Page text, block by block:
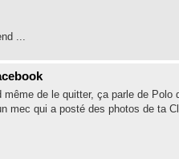
...
même de le quitter, ça parle de
mec qui a posté des photos de ta